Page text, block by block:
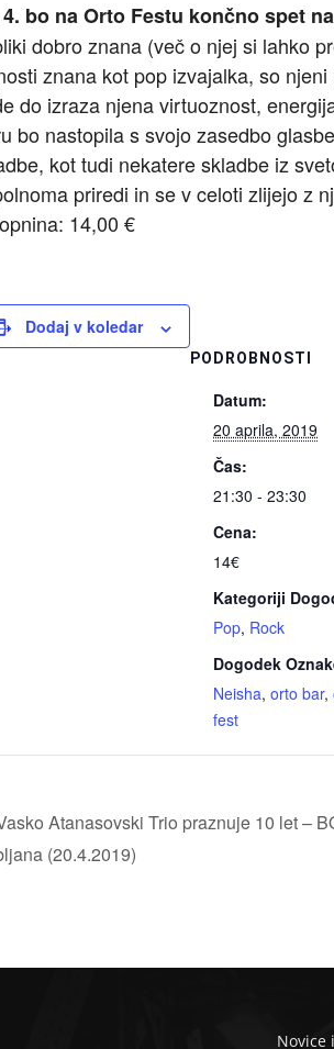
bo na Orto Festu končno spet
dobro znana (več o njej si lahko
znana kot pop izvajalka, so
do izraza njena virtuoznost,
bo nastopila s svojo zasedbo
kot tudi nekatere skladbe iz
priredi in se v celoti zlijejo z
14,00 €
Dodaj v koledar
PODROBNOSTI
Datum:
20 aprila, 2019
Čas:
21:30 - 23:30
Cena:
14€
Kategoriji
Pop, Rock
Dogodek
Neisha, orto bar,
fest
Atanasovski Trio praznuje 10 let –
(20.4.2019)
Novice